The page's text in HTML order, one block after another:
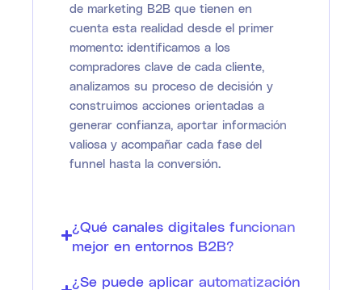
de marketing B2B que tienen en
cuenta esta realidad desde el primer
momento: identificamos a los
compradores clave de cada cliente,
analizamos su proceso de decisión y
construimos acciones orientadas a
generar confianza, aportar información
valiosa y acompañar cada fase del
funnel hasta la conversión.
¿Qué canales digitales funcionan
mejor en entornos B2B?
¿Se puede aplicar automatización